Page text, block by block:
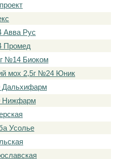
Авва Рус
Промед
№14 Биоком
мох 2,5г №24 Юник
Дальхифарм
Нижфарм
Усолье